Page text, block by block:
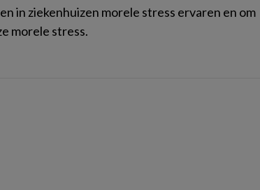
in ziekenhuizen morele stress ervaren en om
morele stress.